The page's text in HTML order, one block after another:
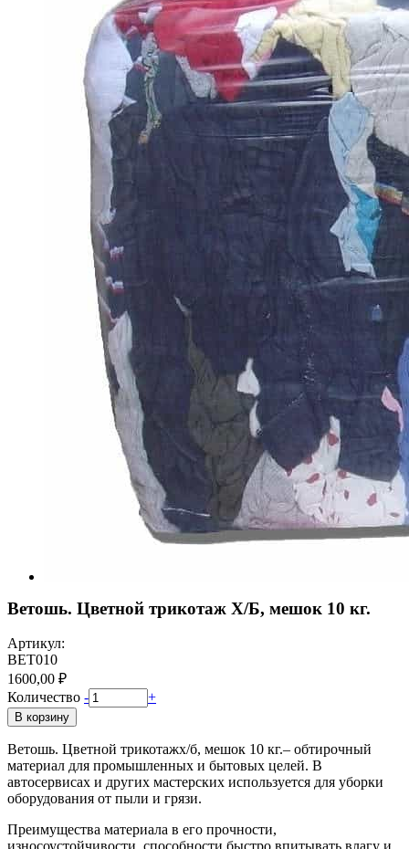
Ветошь. Цветной трикотаж Х/Б, мешок 10 кг.
Артикул:
ВЕТ010
1600,00 ₽
Количество - +
В корзину
Ветошь. Цветной трикотажх/б, мешок 10 кг.– обтирочный
материал для промышленных и бытовых целей. В
автосервисах и других мастерских используется для уборки
оборудования от пыли и грязи.
Преимущества материала в его прочности,